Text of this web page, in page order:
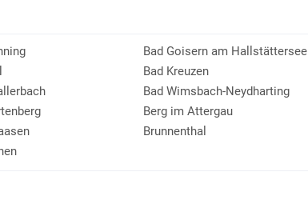
Bad Goisern am Hallstättersee
Bad Kreuzen
Bad Wimsbach-Neydharting
Berg im Attergau
Brunnenthal